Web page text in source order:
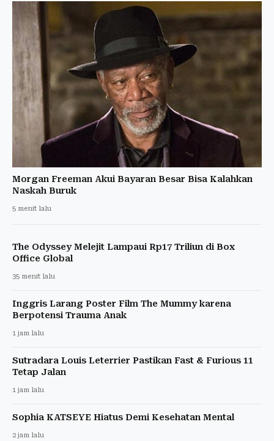
Morgan Freeman Akui Bayaran Besar Bisa Kalahkan
Naskah Buruk
5 menit lalu
The Odyssey Melejit Lampaui Rp17 Triliun di Box
Office Global
35 menit lalu
Inggris Larang Poster Film The Mummy karena
Berpotensi Trauma Anak
1 jam lalu
Sutradara Louis Leterrier Pastikan Fast & Furious 11
Tetap Jalan
1 jam lalu
Sophia KATSEYE Hiatus Demi Kesehatan Mental
2 jam lalu